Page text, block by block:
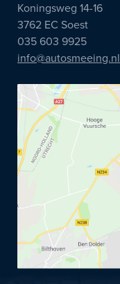
Koningsweg 14-16
3762 EC Soest
035 603 9925
info@autosmeeing.nl